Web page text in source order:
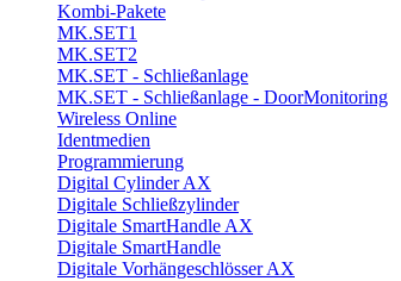
Kombi-Pakete
MK.SET1
MK.SET2
MK.SET - Schließanlage
MK.SET - Schließanlage - DoorMonitoring
Wireless Online
Identmedien
Programmierung
Digital Cylinder AX
Digitale Schließzylinder
Digitale SmartHandle AX
Digitale SmartHandle
Digitale Vorhängeschlösser AX